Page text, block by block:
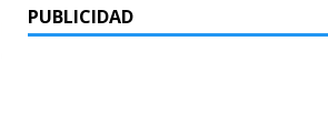
PUBLICIDAD